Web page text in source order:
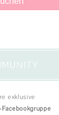
exklusive